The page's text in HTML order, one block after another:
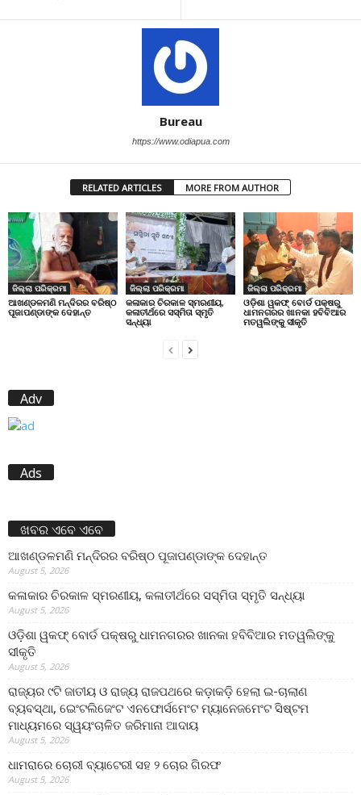
Bureau
https://www.odiapua.com
RELATED ARTICLES MORE FROM AUTHOR
ଜିଲ୍ଲା ପରିକ୍ରମା
ଆଖଣ୍ଡଳମଣି ମନ୍ଦିରର ବରିଷ୍ଠ
ପୂଜାପଣ୍ଡାଙ୍କ ଦେହାନ୍ତ
ଜିଲ୍ଲା ପରିକ୍ରମା
କଳାକାର ଚିରକାଳ ସ୍ମରଣୀୟ,
କଳାତୀର୍ଥରେ ସସ୍ମିତା ସ୍ମୃତି
ସନ୍ଧ୍ୟା
ଜିଲ୍ଲା ପରିକ୍ରମା
ଓଡ଼ିଶା ୱକଫ୍ ବୋର୍ଡ ପକ୍ଷରୁ
ଧାମନଗରର ଖାନକା ହବିବିଆର
ମତୱଲିଙ୍କୁ ସୀକୃତି
Adv
Ads
ଖବର ଏବେ ଏବେ
ଆଖଣ୍ଡଳମଣି ମନ୍ଦିରର ବରିଷ୍ଠ ପୂଜାପଣ୍ଡାଙ୍କ ଦେହାନ୍ତ
August 5, 2026
କଳାକାର ଚିରକାଳ ସ୍ମରଣୀୟ, କଳାତୀର୍ଥରେ ସସ୍ମିତା ସ୍ମୃତି ସନ୍ଧ୍ୟା
August 5, 2026
ଓଡ଼ିଶା ୱକଫ୍ ବୋର୍ଡ ପକ୍ଷରୁ ଧାମନଗରର ଖାନକା ହବିବିଆର ମତୱଲିଙ୍କୁ
ସୀକୃତି
August 5, 2026
ରାଜ୍ୟର ୯ଟି ଜାତୀୟ ଓ ରାଜ୍ୟ ରାଜପଥରେ କଡ଼ାକଡ଼ି ହେଲା ଇ-ଚାଲାଣ
ବ୍ୟବସ୍ଥା, ଇେଂଟଲିଜେଂଟ ଏନଫୋର୍ସମେଂଟ ମ୍ୟାନେଜମେଂଟ ସିଷ୍ଟମ
ମାଧ୍ୟମରେ ସ୍ୱୟଂଚାଳିତ ଜରିମାନା ଆଦାୟ
August 5, 2026
ଧାମରାରେ ଚୋରୀ ବ୍ୟାଟେରୀ ସହ ୨ ଚୋର ଗିରଫ
August 5, 2026